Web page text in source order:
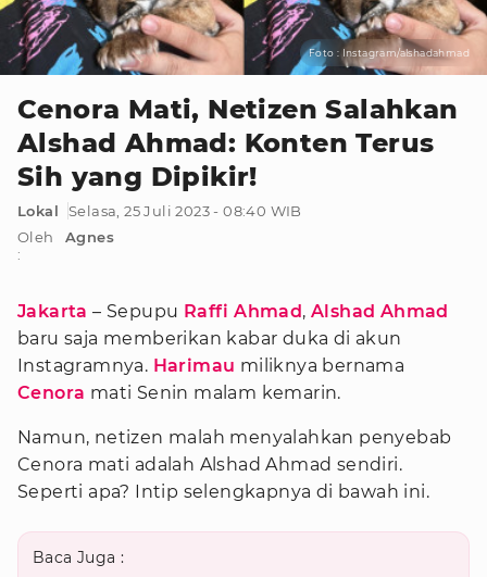
Foto : Instagram/alshadahmad
Cenora Mati, Netizen Salahkan
Alshad Ahmad: Konten Terus
Sih yang Dipikir!
Lokal
Selasa, 25 Juli 2023 - 08:40 WIB
Oleh
:
Agnes
Jakarta – Sepupu Raffi Ahmad,Alshad Ahmad
baru saja memberikan kabar duka di akun
Instagramnya. Harimau miliknya bernama
Cenora mati Senin malam kemarin.
Namun, netizen malah menyalahkan penyebab
Cenora mati adalah Alshad Ahmad sendiri.
Seperti apa? Intip selengkapnya di bawah ini.
Baca Juga :